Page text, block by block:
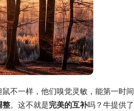
不一样，他们嗅觉灵敏，能第一时
整。这不就是完美的互补吗？牛提供